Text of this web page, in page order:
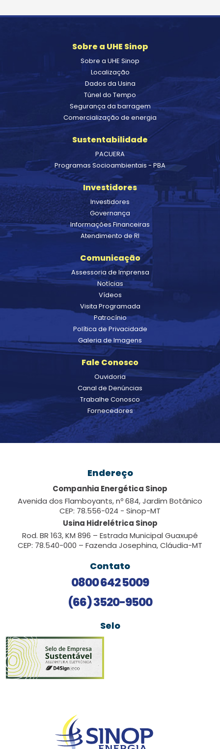
Sobre a UHE Sinop
Sobre a UHE Sinop
Localização
Dados da Usina
Túnel do Tempo
Segurança da barragem
Comercialização de energia
Sustentabilidade
PACUERA
Programas Socioambientais - PBA
Investidores
Investidores
Governança
Informações Financeiras
Atendimento de RI
Comunicação
Assessoria de Imprensa
Notícias
Vídeos
Visita Programada
Patrocínio
Política de Privacidade
Galeria de Imagens
Fale Conosco
Ouvidoria
Canal de Denúncias
Trabalhe Conosco
Fornecedores
Endereço
Companhia Energética Sinop
Avenida dos Flamboyants, nº 684, Jardim Botânico
CEP: 78.556-024 - Sinop-MT
Usina Hidrelétrica Sinop
Rod. BR 163, KM 896 – Estrada Municipal Guaxupé
CEP: 78.540-000 – Fazenda Josephina, Cláudia-MT
Contato
0800 642 5009
(66) 3520-9500
Selo